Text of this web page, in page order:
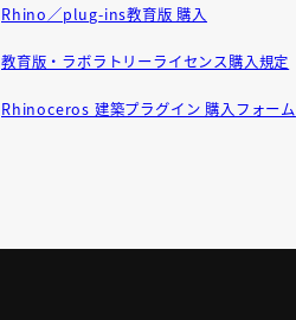
Rhino／plug-ins教育版 購入
教育版・ラボラトリーライセンス購入規定
Rhinoceros 建築プラグイン 購入フォーム